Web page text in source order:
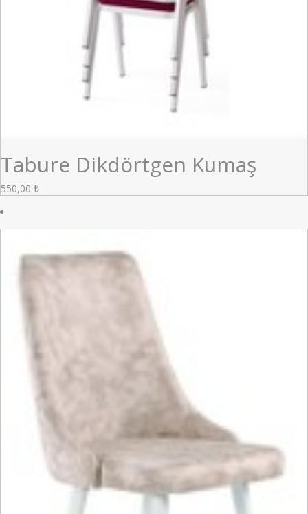
Tabure Dikdörtgen Kumaş
550,00 ₺